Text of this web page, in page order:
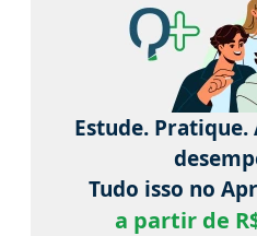
Estude. Pratique.
Tudo isso no
a partir de